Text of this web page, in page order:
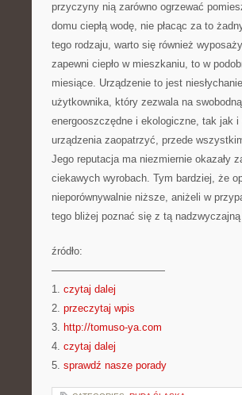
przyczyny nią zarówno ogrzewać
domu ciepłą wodę, nie płacąc za to
tego rodzaju, warto się również
zapewni ciepło w mieszkaniu, to w
miesiące. Urządzenie to jest
użytkownika, który zezwala na
energooszczędne i ekologiczne, tak jak i
urządzenia zaopatrzyć, przede
Jego reputacja ma niezmiernie okazały
ciekawych wyrobach. Tym bardziej, że
nieporównywalnie niższe, aniżeli w
tego bliżej poznać się z tą
źródło:
———————————
1. czytaj dalej
2. przeczytaj wpis
3. http://tomuso-ya.com
4. czytaj dalej
5. sprawdź nasze porady